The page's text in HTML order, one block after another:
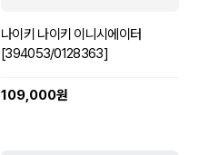
나이키 나이키 이니시에이터
[394053/0128363]
109,000원